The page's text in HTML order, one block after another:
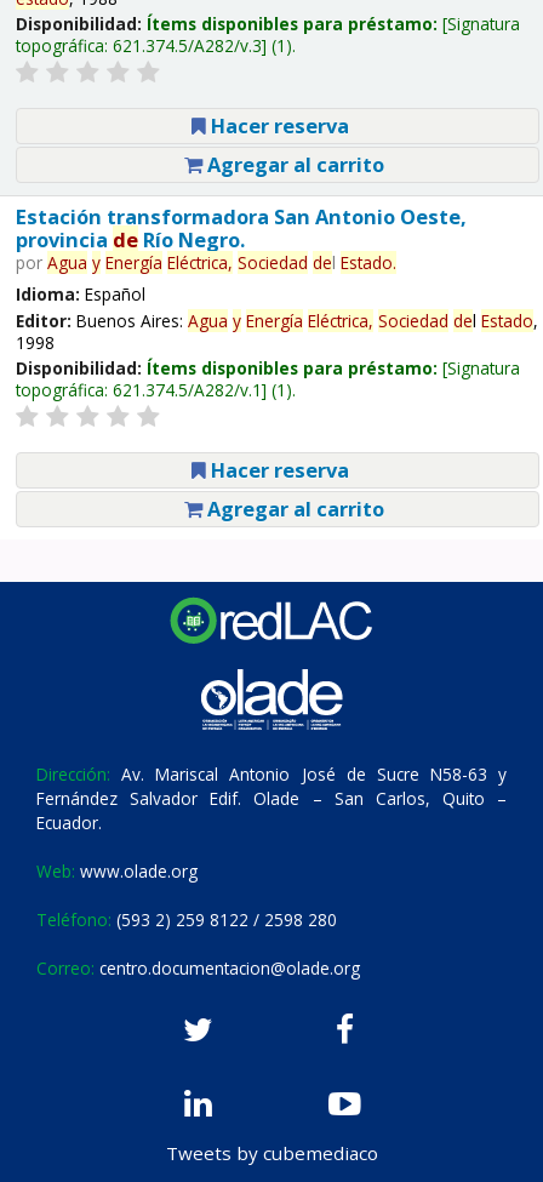
Disponibilidad: Ítems disponibles para préstamo: Signatura
topográfica: 621.374.5/A282/v.3 (1).
Hacer reserva
Agregar al carrito
Estación transformadora San Antonio Oeste,
provincia deRío Negro.
por Agua y Energía Eléctrica, Sociedad del Estado.
Idioma: Español
Editor: Buenos Aires: Agua y Energía Eléctrica, Sociedad del Estado,
1998
Disponibilidad: Ítems disponibles para préstamo: Signatura
topográfica: 621.374.5/A282/v.1 (1).
Hacer reserva
Agregar al carrito
Dirección: Av. Mariscal Antonio José de Sucre N58-63 y
Fernández Salvador Edif. Olade – San Carlos, Quito –
Ecuador.
Web: www.olade.org
Teléfono: (593 2) 259 8122 / 2598 280
Correo: centro.documentacion@olade.org
Tweets by cubemediaco